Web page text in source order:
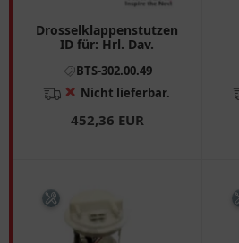
Drosselklappenstutzen
ID für: Hrl. Dav.
BTS-302.00.49
❌ Nicht lieferbar.
452,36 EUR